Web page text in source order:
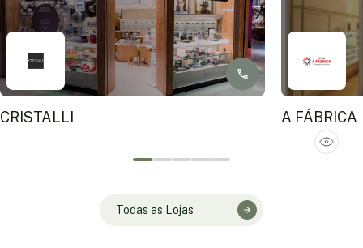
CRISTALLI A FÁBRICA
Todas as Lojas